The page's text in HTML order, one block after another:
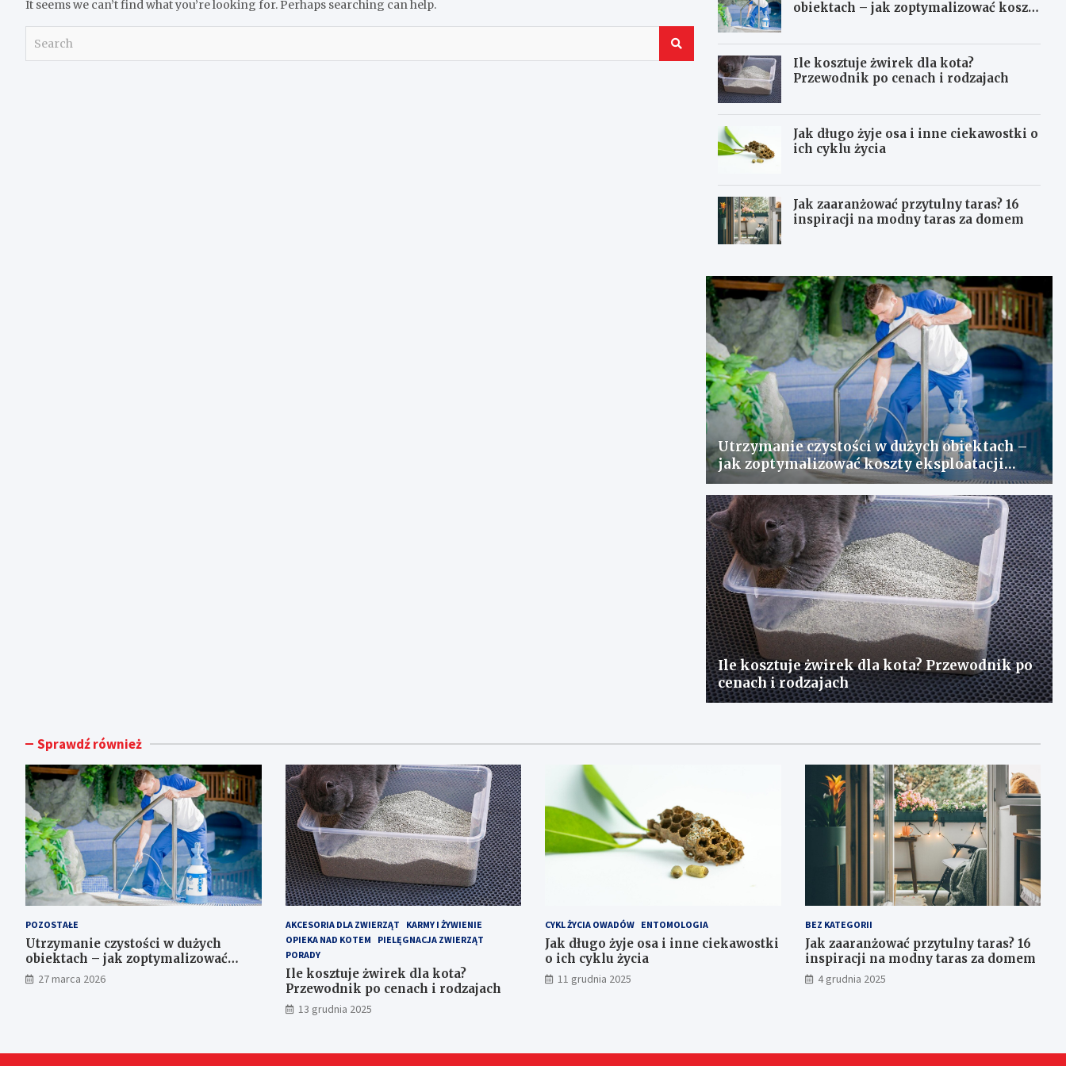
It seems we can’t find what you’re looking for. Perhaps searching can help.
obiektach – jak zoptymalizować koszty
Ile kosztuje żwirek dla kota?
Przewodnik po cenach i rodzajach
Jak długo żyje osa i inne ciekawostki o
ich cyklu życia
Jak zaaranżować przytulny taras? 16
inspiracji na modny taras za domem
Utrzymanie czystości w dużych obiektach –
jak zoptymalizować koszty eksploatacji
sprzętu?
Ile kosztuje żwirek dla kota? Przewodnik po
cenach i rodzajach
Sprawdź również
POZOSTAŁE
Utrzymanie czystości w dużych
obiektach – jak zoptymalizować
koszty eksploatacji sprzętu?
27 marca 2026
AKCESORIA DLA ZWIERZĄT
KARMY I ŻYWIENIE
OPIEKA NAD KOTEM
PIELĘGNACJA ZWIERZĄT
PORADY
Ile kosztuje żwirek dla kota?
Przewodnik po cenach i rodzajach
13 grudnia 2025
CYKL ŻYCIA OWADÓW ENTOMOLOGIA
Jak długo żyje osa i inne ciekawostki
o ich cyklu życia
11 grudnia 2025
BEZ KATEGORII
Jak zaaranżować przytulny taras? 16
inspiracji na modny taras za domem
4 grudnia 2025